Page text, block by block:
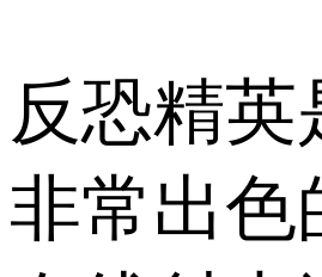
反恐精英
非常出色